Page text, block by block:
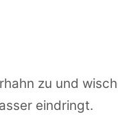
zu und
eindringt.